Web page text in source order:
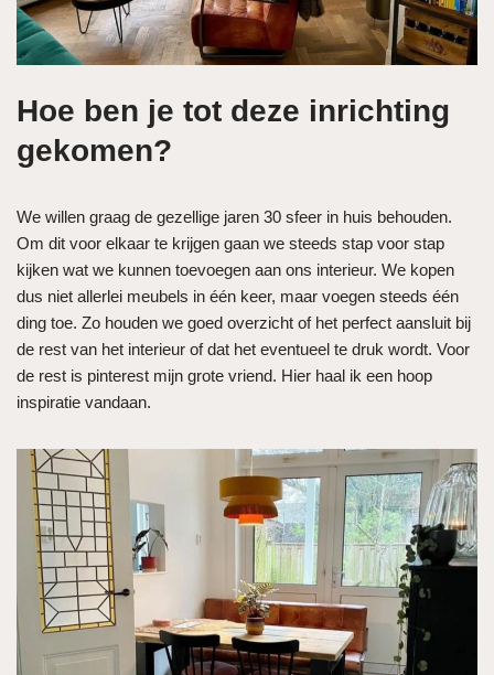
Hoe ben je tot deze inrichting
gekomen?
We willen graag de gezellige jaren 30 sfeer in huis behouden.
Om dit voor elkaar te krijgen gaan we steeds stap voor stap
kijken wat we kunnen toevoegen aan ons interieur. We kopen
dus niet allerlei meubels in één keer, maar voegen steeds één
ding toe. Zo houden we goed overzicht of het perfect aansluit bij
de rest van het interieur of dat het eventueel te druk wordt. Voor
de rest is pinterest mijn grote vriend. Hier haal ik een hoop
inspiratie vandaan.